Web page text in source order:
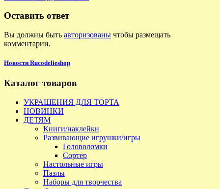
Оставить ответ
Вы должны быть авторизованы чтобы размещать
комментарии.
Новости Rucodelieshop
Каталог товаров
УКРАШЕНИЯ ДЛЯ ТОРТА
НОВИНКИ
ДЕТЯМ
Книги/наклейки
Развивающие игрушки/игры
Головоломки
Сортер
Настольные игры
Пазлы
Наборы для творчества